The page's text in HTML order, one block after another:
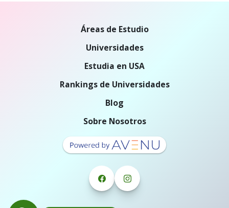
Áreas de Estudio
Universidades
Estudia en USA
Rankings de Universidades
Blog
Sobre Nosotros